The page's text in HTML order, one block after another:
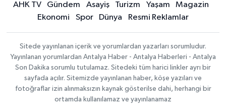
AHK TV Gündem Asayiş Turizm Yaşam
Magazin
Ekonomi
Spor Dünya Resmi Reklamlar
Sitede yayınlanan içerik ve yorumlardan yazarları sorumludur.
Yayınlanan yorumlardan Antalya Haber - Antalya Haberleri - Antalya
Son Dakika sorumlu tutulamaz. Sitedeki tüm harici linkler ayrı bir
sayfada açılır. Sitemizde yayınlanan haber, köşe yazıları ve
fotoğraflar izin alınmaksızın kaynak gösterilse dahi, herhangi bir
ortamda kullanılamaz ve yayınlanamaz